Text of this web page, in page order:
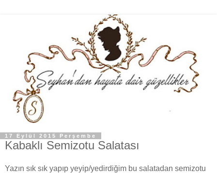
17 Eylül 2015 Perşembe
Kabaklı Semizotu Salatası
Yazın sık sık yapıp yeyip/yedirdiğim bu salatadan semizotu